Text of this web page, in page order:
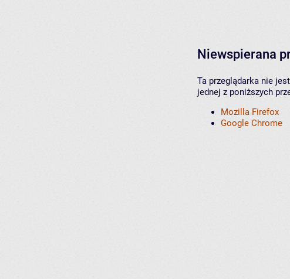
Niewspierana
Ta przeglądarka nie
jednej z poniższych
Mozilla Firefox
Google Chrome